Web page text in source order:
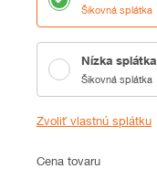
Šikovná splátka
Nízka splátka
Šikovná splátka
Zvoliť vlastnú splátku
Cena
Cena tovaru